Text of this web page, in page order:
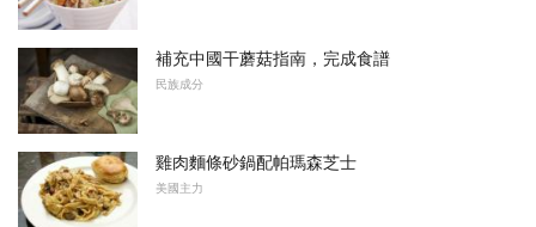
補充中國干蘑菇指南，完成食譜
民族成分
雞肉麵條砂鍋配帕瑪森芝士
美國主力